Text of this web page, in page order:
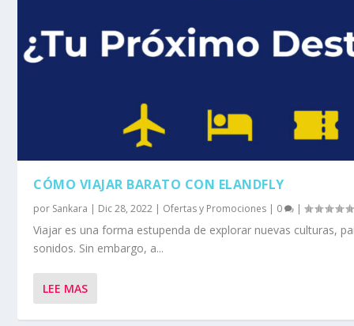
CÓMO VIAJAR BARATO CON ELANDFLY
por Sankara | Dic 28, 2022 | Ofertas y Promociones | 0 |
Viajar es una forma estupenda de explorar nuevas culturas,
sonidos. Sin embargo, a...
LEE MAS